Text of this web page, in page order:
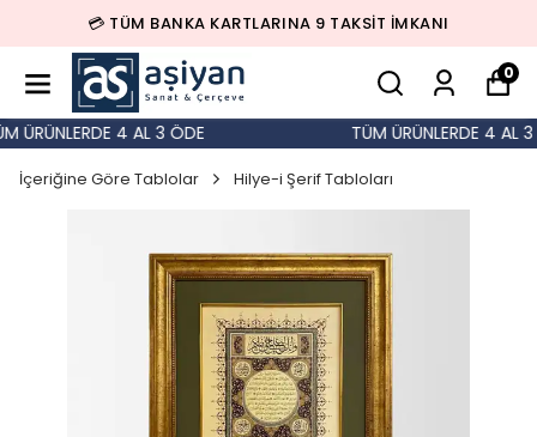
💳 TÜM BANKA KARTLARINA 9 TAKSİT İMKANI
0
ÜRÜNLERDE 4 AL 3 ÖDE TÜM ÜRÜNLERDE 4 AL 3
İçeriğine Göre Tablolar Hilye-i Şerif Tabloları